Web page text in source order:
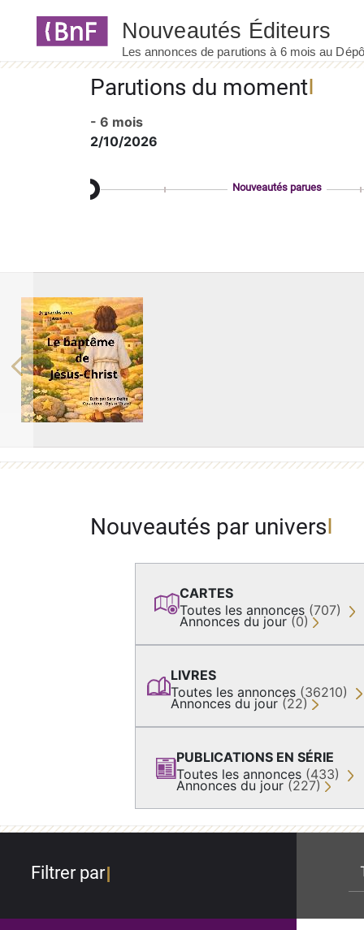
Parutions du moment
- 6 mois
2/10/2026
Nouveautés parues
Previous
Nouveautés par univers
CARTES
Toutes les annonces (707)
Annonces du jour (0)
LIVRES
Toutes les annonces (36210)
Annonces du jour (22)
PUBLICATIONS EN SÉRIE
Toutes les annonces (433)
Annonces du jour (227)
Filtrer par